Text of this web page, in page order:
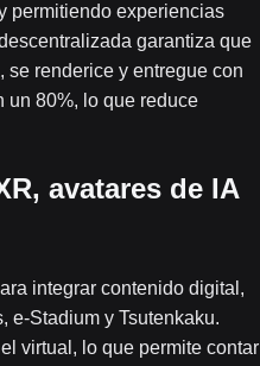
permitiendo experiencias
garantiza que
renderice y entregue con
un 80%, lo que reduce
avatares de IA
integrar contenido digital,
e-Stadium y Tsutenkaku.
virtual, lo que permite contar